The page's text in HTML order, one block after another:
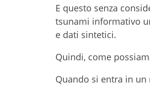
E questo senza
tsunami informativo
e dati sintetici.
Quindi, come
Quando si entra in un